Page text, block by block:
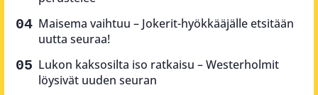
Maisema vaihtuu – Jokerit-hyökkääjälle etsitään
uutta seuraa!
Lukon kaksosilta iso ratkaisu – Westerholmit
löysivät uuden seuran